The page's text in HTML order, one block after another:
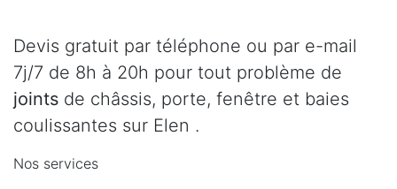
Devis gratuit par téléphone ou par e-mail
7j/7 de 8h à 20h pour tout problème de
joints de châssis, porte, fenêtre et baies
coulissantes sur Elen .
Nos services